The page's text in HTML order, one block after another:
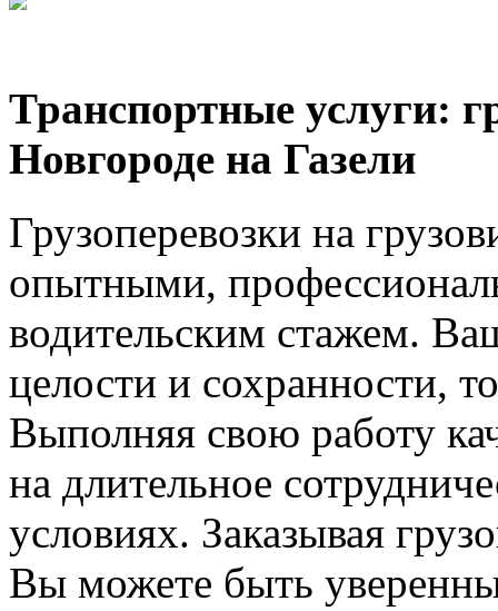
Транспортные услуги:
Новгороде на Газели
Грузоперевозки на
опытными,
водительским стажем.
целости и сохранности,
Выполняя свою работу
на длительное
условиях. Заказывая
Вы можете быть